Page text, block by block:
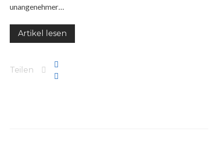
unangenehmer…
Artikel lesen
Teilen